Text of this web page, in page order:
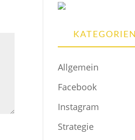
KATEGORIEN
Allgemein
Facebook
Instagram
Strategie